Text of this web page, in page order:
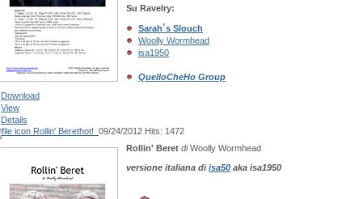
Su Ravelry:
Sarah´s Slouch
Woolly Wormhead
isa1950
QuelloCheHo Group
Download
View
Details
Rollin' Berethot! 09/24/2012 Hits: 1472
Rollin' Beret diWoolly Wormhead
versione italiana diisa50 aka isa1950